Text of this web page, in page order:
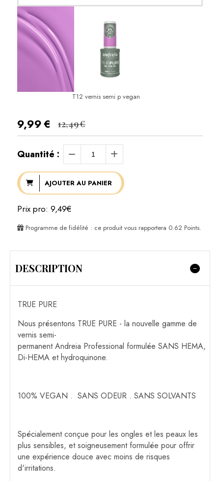
T12 vernis semi p vegan
9,99€ 12,49€
Quantité :
AJOUTER AU PANIER
Prix pro: 9,49€
Programme de fidélité : ce produit vous rapportera 0.62 Points.
DESCRIPTION
TRUE PURE
Nous présentons TRUE PURE - la nouvelle gamme de
vernis semi-
permanent Andreia Professional formulée SANS HEMA,
Di-HEMA et hydroquinone.
100% VEGAN . SANS ODEUR . SANS SOLVANTS
Spécialement conçue pour les ongles et les peaux les
plus sensibles, et soigneusement formulée pour offrir
une expérience douce avec moins de risques
d'irritations.